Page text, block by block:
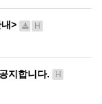
> H
지합니다. H